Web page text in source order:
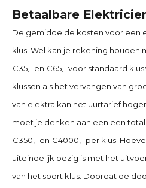
Betaalbare
De gemiddelde kosten voor een
klus. Wel kan je rekening houden
€35,- en €65,- voor standaard
klussen als het vervangen van
van elektra kan het uurtarief
moet je denken aan een een
€350,- en €4000,- per klus.
uiteindelijk bezig is met het
van het soort klus. Doordat de